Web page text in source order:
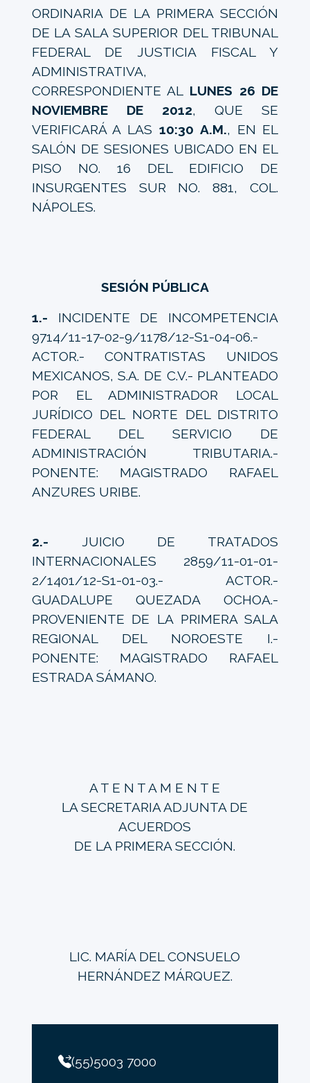
ORDINARIA DE LA PRIMERA SECCIÓN
DE LA SALA SUPERIOR DEL TRIBUNAL
FEDERAL DE JUSTICIA FISCAL Y
ADMINISTRATIVA,
CORRESPONDIENTE AL LUNES 26 DE
NOVIEMBRE DE 2012, QUE SE
VERIFICARÁ A LAS 10:30 A.M., EN EL
SALÓN DE SESIONES UBICADO EN EL
PISO NO. 16 DEL EDIFICIO DE
INSURGENTES SUR NO. 881, COL.
NÁPOLES.
SESIÓN PÚBLICA
1.- INCIDENTE DE INCOMPETENCIA
9714/11-17-02-9/1178/12-S1-04-06.-
ACTOR.- CONTRATISTAS UNIDOS
MEXICANOS, S.A. DE C.V.- PLANTEADO
POR EL ADMINISTRADOR LOCAL
JURÍDICO DEL NORTE DEL DISTRITO
FEDERAL DEL SERVICIO DE
ADMINISTRACIÓN TRIBUTARIA.-
PONENTE: MAGISTRADO RAFAEL
ANZURES URIBE.
2.- JUICIO DE TRATADOS
INTERNACIONALES 2859/11-01-01-
2/1401/12-S1-01-03.- ACTOR.-
GUADALUPE QUEZADA OCHOA.-
PROVENIENTE DE LA PRIMERA SALA
REGIONAL DEL NOROESTE I.-
PONENTE: MAGISTRADO RAFAEL
ESTRADA SÁMANO.
A T E N T A M E N T E
LA SECRETARIA ADJUNTA DE
ACUERDOS
DE LA PRIMERA SECCIÓN.
LIC. MARÍA DEL CONSUELO
HERNÁNDEZ MÁRQUEZ.
(55)5003 7000